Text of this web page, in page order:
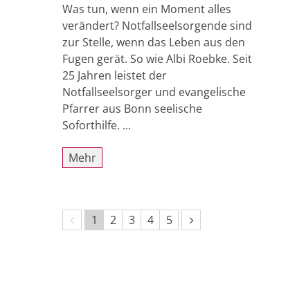
Was tun, wenn ein Moment alles
verändert? Notfallseelsorgende sind
zur Stelle, wenn das Leben aus den
Fugen gerät. So wie Albi Roebke. Seit
25 Jahren leistet der
Notfallseelsorger und evangelische
Pfarrer aus Bonn seelische
Soforthilfe. ...
Mehr
Vorherige Seite
1 2 3 4 5 Nächste Seite